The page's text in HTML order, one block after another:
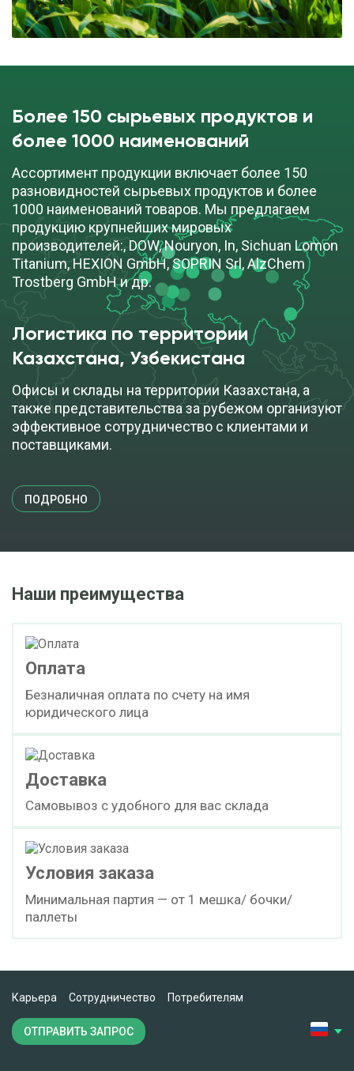
Более 150 сырьевых продуктов и
более 1000 наименований
Ассортимент продукции включает более 150
разновидностей сырьевых продуктов и более
1000 наименований товаров. Мы предлагаем
продукцию крупнейших мировых
производителей:, DOW, Nouryon, In, Sichuan Lomon
Titanium, HEXION GmbH, SOPRIN Srl, AlzChem
Trostberg GmbH и др.
Логистика по территории
Казахстана, Узбекистана
Офисы и склады на территории Казахстана, а
также представительства за рубежом организуют
эффективное сотрудничество с клиентами и
поставщиками.
ПОДРОБНО
Наши преимущества
Оплата
Безналичная оплата по счету на имя
юридического лица
Доставка
Самовывоз с удобного для вас склада
Условия заказа
Минимальная партия — от 1 мешка/ бочки/
паллеты
Карьера Сотрудничество Потребителям
ОТПРАВИТЬ ЗАПРОС